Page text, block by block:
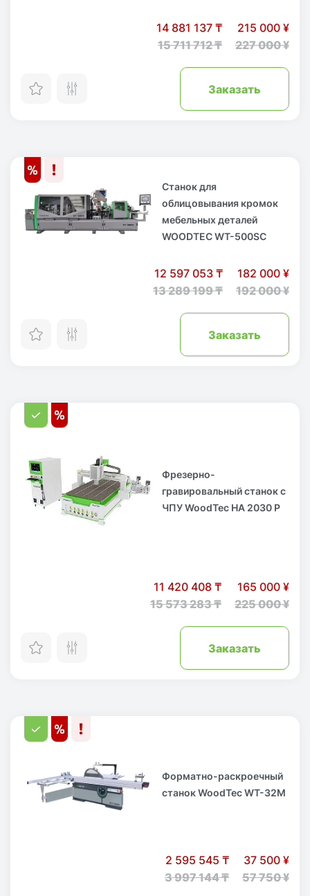
14 881 137 ₸
15 711 712 ₸
215 000 ¥
227 000 ¥
Заказать
Станок для
облицовывания кромок
мебельных деталей
WOODTEC WT-500SC
12 597 053 ₸
13 289 199 ₸
182 000 ¥
192 000 ¥
Заказать
Фрезерно-
гравировальный станок с
ЧПУ WoodTec HA 2030 P
11 420 408 ₸
15 573 283 ₸
165 000 ¥
225 000 ¥
Заказать
Форматно-раскроечный
станок WoodTec WT-32M
2 595 545 ₸
3 997 144 ₸
37 500 ¥
57 750 ¥